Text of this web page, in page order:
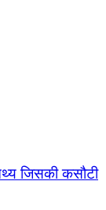
जिसकी कसौटी